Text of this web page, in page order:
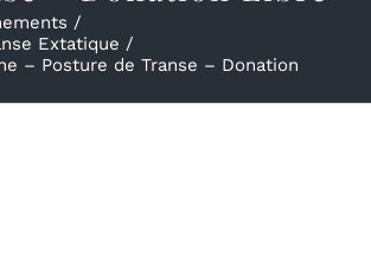
Extatique
– Posture de Transe – Donation